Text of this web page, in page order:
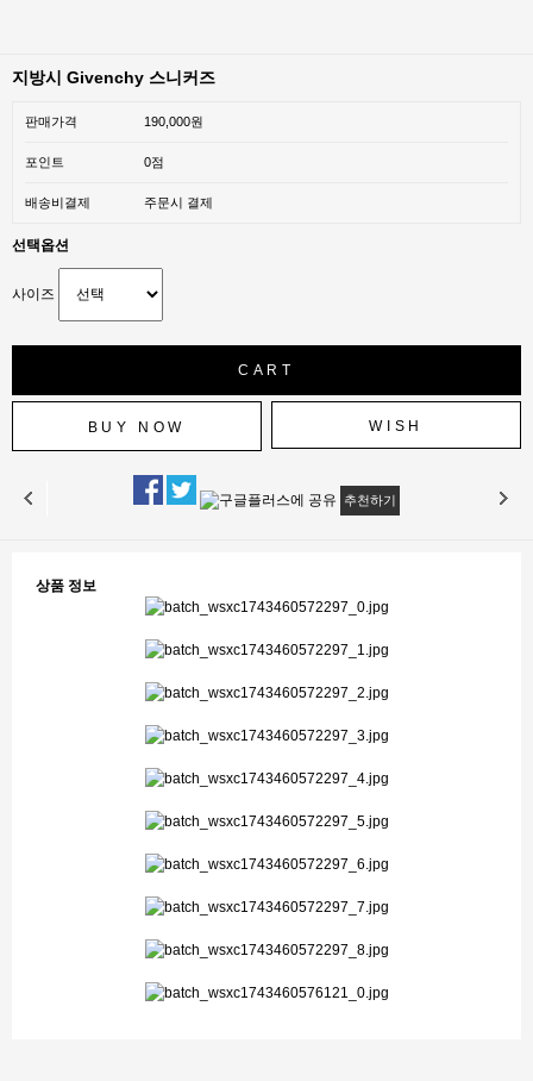
지방시 Givenchy 스니커즈
판매가격 190,000원
포인트 0점
배송비결제 주문시 결제
선택옵션
사이즈
WISH
추천하기
상품 정보